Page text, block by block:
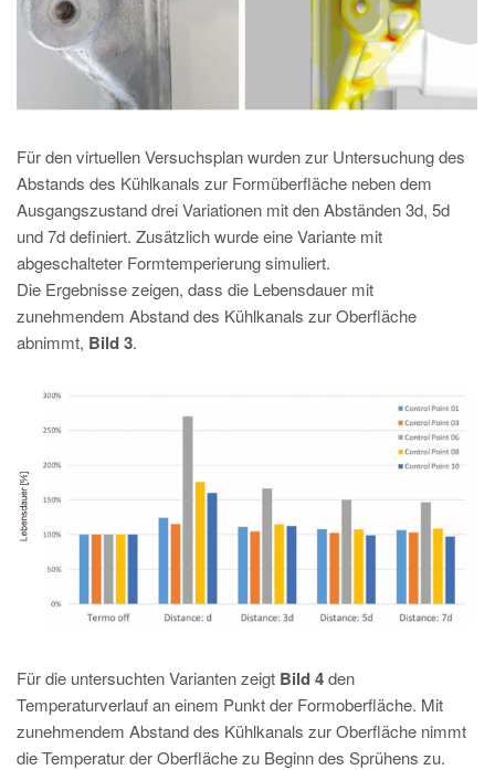
Für den virtuellen Versuchsplan wurden zur Untersuchung des
Abstands des Kühlkanals zur Formüberfläche neben dem
Ausgangszustand drei Variationen mit den Abständen 3d, 5d
und 7d definiert. Zusätzlich wurde eine Variante mit
abgeschalteter Formtemperierung simuliert.
Die Ergebnisse zeigen, dass die Lebensdauer mit
zunehmendem Abstand des Kühlkanals zur Oberfläche
abnimmt, Bild 3.
Für die untersuchten Varianten zeigt Bild 4den
Temperaturverlauf an einem Punkt der Formoberfläche. Mit
zunehmendem Abstand des Kühlkanals zur Oberfläche nimmt
die Temperatur der Oberfläche zu Beginn des Sprühens zu.